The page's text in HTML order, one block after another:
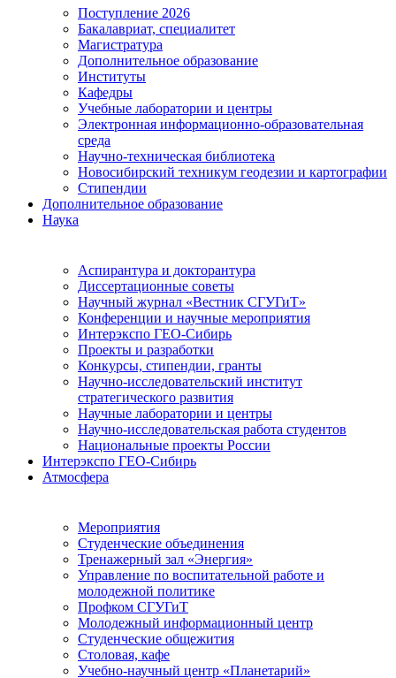
Поступление 2026
Бакалавриат, специалитет
Магистратура
Дополнительное образование
Институты
Кафедры
Учебные лаборатории и центры
Электронная информационно-образовательная
среда
Научно-техническая библиотека
Новосибирский техникум геодезии и картографии
Стипендии
Дополнительное образование
Наука
Аспирантура и докторантура
Диссертационные советы
Научный журнал «Вестник СГУГиТ»
Конференции и научные мероприятия
Интерэкспо ГЕО-Сибирь
Проекты и разработки
Конкурсы, стипендии, гранты
Научно-исследовательский институт
стратегического развития
Научные лаборатории и центры
Научно-исследовательская работа студентов
Национальные проекты России
Интерэкспо ГЕО-Сибирь
Атмосфера
Мероприятия
Студенческие объединения
Тренажерный зал «Энергия»
Управление по воспитательной работе и
молодежной политике
Профком СГУГиТ
Молодежный информационный центр
Студенческие общежития
Столовая, кафе
Учебно-научный центр «Планетарий»